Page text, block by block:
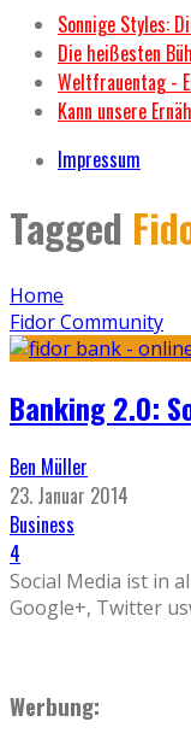
Sonnige Styles:
Die heißesten
Weltfrauentag -
Kann unsere
Impressum
Tagged
Home
Fidor Community
Banking 2.0:
Ben Müller
23. Januar 2014
Business
4
Social Media ist in
Google+, Twitter
Werbung: